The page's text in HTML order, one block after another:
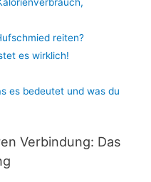
reiten?
es wirklich!
es bedeutet und was du
Verbindung: Das